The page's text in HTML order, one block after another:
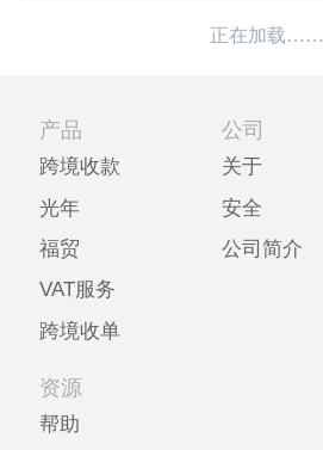
正在加载……
产品
跨境收款
光年
福贸
VAT服务
跨境收单
公司
关于
安全
公司简介
资源
帮助